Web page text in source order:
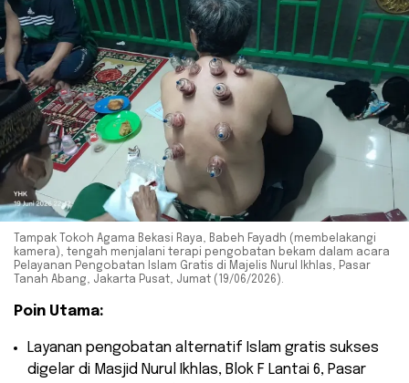
Tampak Tokoh Agama Bekasi Raya, Babeh Fayadh (membelakangi
kamera), tengah menjalani terapi pengobatan bekam dalam acara
Pelayanan Pengobatan Islam Gratis di Majelis Nurul Ikhlas, Pasar
Tanah Abang, Jakarta Pusat, Jumat (19/06/2026).
Poin Utama:
​Layanan pengobatan alternatif Islam gratis sukses
digelar di Masjid Nurul Ikhlas, Blok F Lantai 6, Pasar